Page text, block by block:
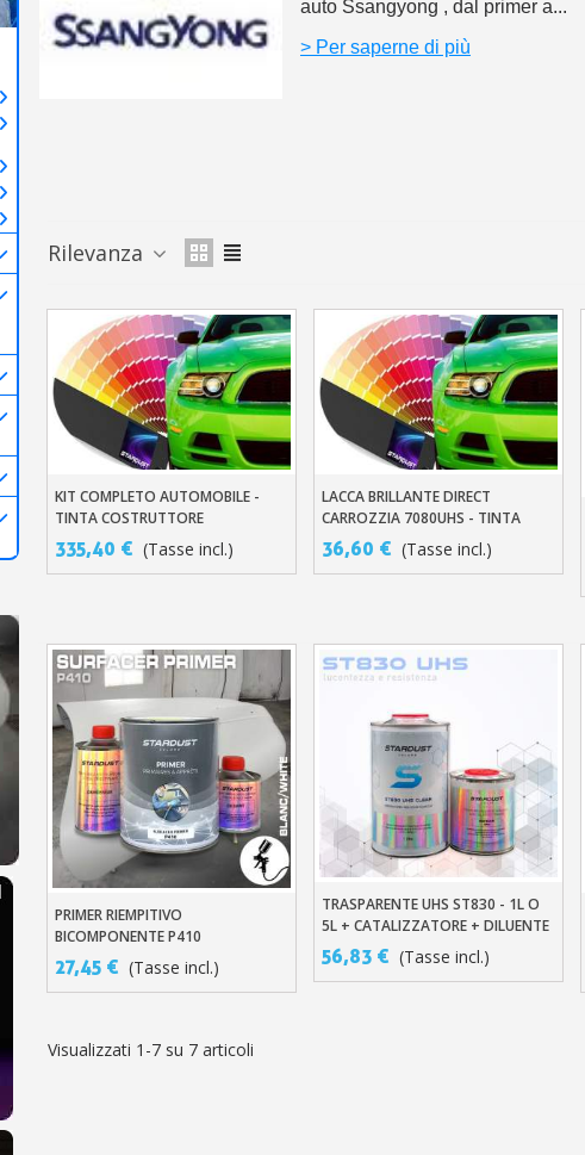
auto Ssangyong , dal primer a...
> Per saperne di più
Rilevanza
Aggiungi Al Carrello
KIT COMPLETO AUTOMOBILE -
TINTA COSTRUTTORE
335,40 € (Tasse incl.)
Aggiungi Al Carrello
LACCA BRILLANTE DIRECT
CARROZZIA 7080UHS - TINTA
AUTOMOBILE
36,60 € (Tasse incl.)
Aggiungi Al Carrello
PRIMER RIEMPITIVO
BICOMPONENTE P410
27,45 € (Tasse incl.)
Aggiungi Al Carrello
TRASPARENTE UHS ST830 - 1L O
5L + CATALIZZATORE + DILUENTE
56,83 € (Tasse incl.)
Visualizzati 1-7 su 7 articoli